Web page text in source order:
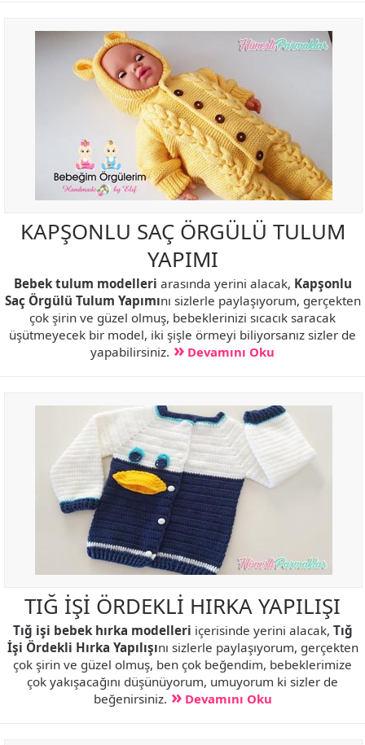
KAPŞONLU SAÇ ÖRGÜLÜ TULUM
YAPIMI
Bebek tulum modelleri arasında yerini alacak, Kapşonlu
Saç Örgülü Tulum Yapımını sizlerle paylaşıyorum, gerçekten
çok şirin ve güzel olmuş, bebeklerinizi sıcacık saracak
üşütmeyecek bir model, iki şişle örmeyi biliyorsanız sizler de
yapabilirsiniz.
Devamını Oku
TIĞ İŞİ ÖRDEKLİ HIRKA YAPILIŞI
Tığ işi bebek hırka modelleri içerisinde yerini alacak, Tığ
İşi Ördekli Hırka Yapılışını sizlerle paylaşıyorum, gerçekten
çok şirin ve güzel olmuş, ben çok beğendim, bebeklerimize
çok yakışacağını düşünüyorum, umuyorum ki sizler de
beğenirsiniz.
Devamını Oku